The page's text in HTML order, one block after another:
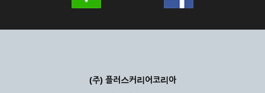
(주) 플러스커리어코리아